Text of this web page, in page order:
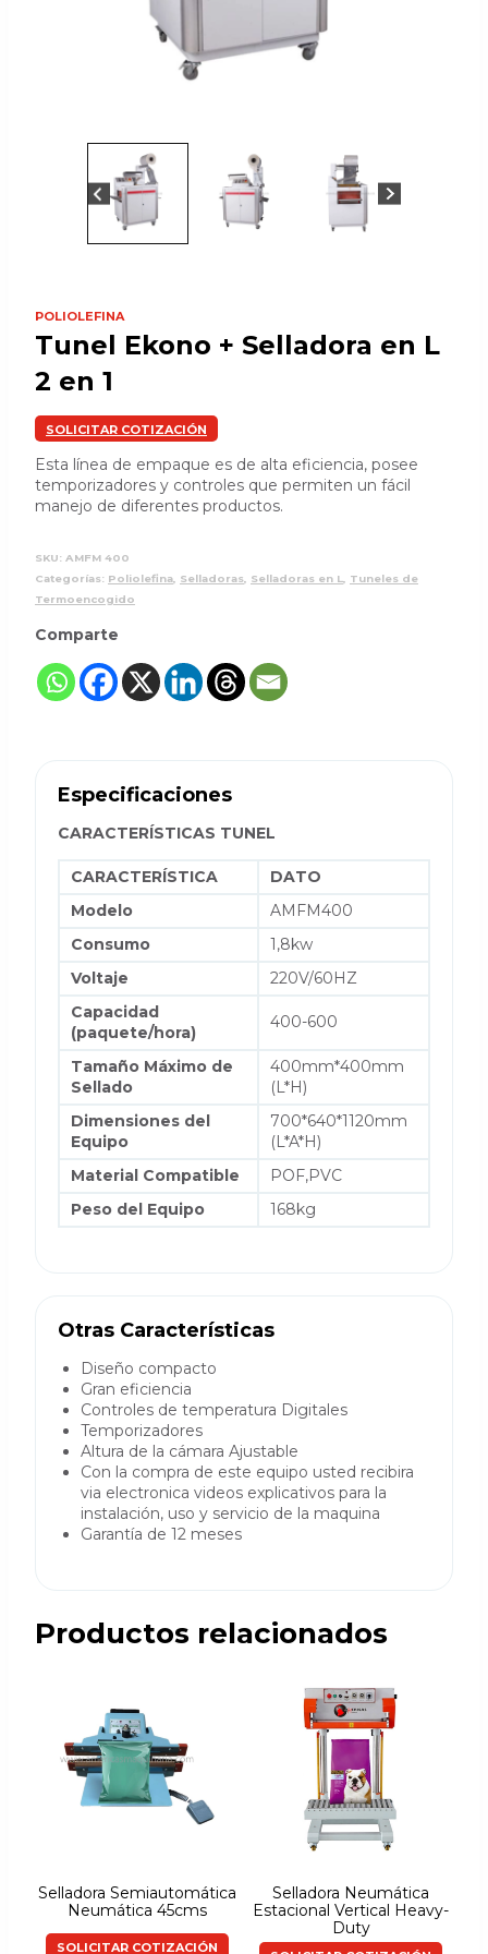
POLIOLEFINA
Tunel Ekono + Selladora en L
2 en 1
SOLICITAR COTIZACIÓN
Esta línea de empaque es de alta eficiencia, posee
temporizadores y controles que permiten un fácil
manejo de diferentes productos.
SKU: AMFM 400
Categorías: Poliolefina Selladoras Selladoras en L
Tuneles de
Termoencogido
Comparte
Especificaciones
CARACTERÍSTICAS TUNEL
CARACTERÍSTICA
DATO
Modelo
AMFM400
Consumo
1,8kw
Voltaje
220V/60HZ
Capacidad
(paquete/hora)
400-600
Tamaño Máximo de
Sellado
400mm*400mm
(L*H)
Dimensiones del
Equipo
700*640*1120mm
(L*A*H)
Material Compatible
POF,PVC
Peso del Equipo
168kg
Otras Características
Diseño compacto
Gran eficiencia
Controles de temperatura Digitales
Temporizadores
Altura de la cámara Ajustable
Con la compra de este equipo usted recibira
via electronica videos explicativos para la
instalación, uso y servicio de la maquina
Garantía de 12 meses
Productos relacionados
Selladora Semiautomática
Neumática 45cms
SOLICITAR COTIZACIÓN
Selladora Neumática
Estacional Vertical Heavy-
Duty